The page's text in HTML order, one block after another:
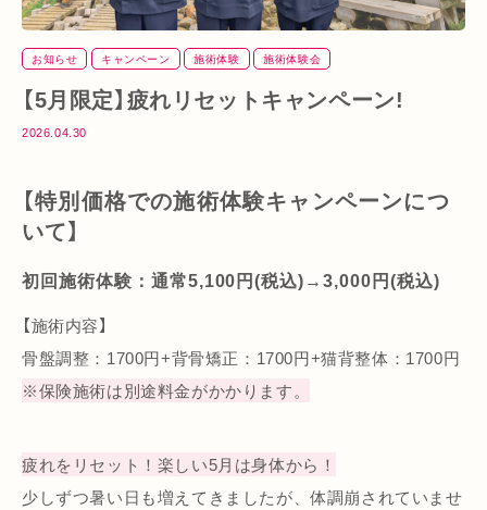
お知らせ キャンペーン 施術体験 施術体験会
【5月限定】疲れリセットキャンペーン!
2026.04.30
【特別価格での施術体験キャンペーンにつ
いて】
初回施術体験：通常5,100円(税込)→3,000円(税込)
【施術内容】
骨盤調整：1700円+背骨矯正：1700円+猫背整体：1700円
※保険施術は別途料金がかかります。
疲れをリセット！楽しい5月は身体から！
少しずつ暑い日も増えてきましたが、体調崩されていませ